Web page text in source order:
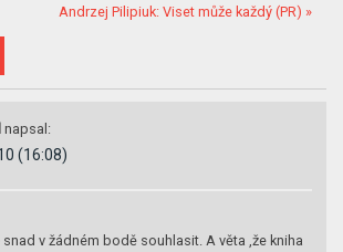
Andrzej Pilipiuk: Viset může každý (PR) »
napsal:
(16:08)
v žádném bodě souhlasit. A věta ,že kniha